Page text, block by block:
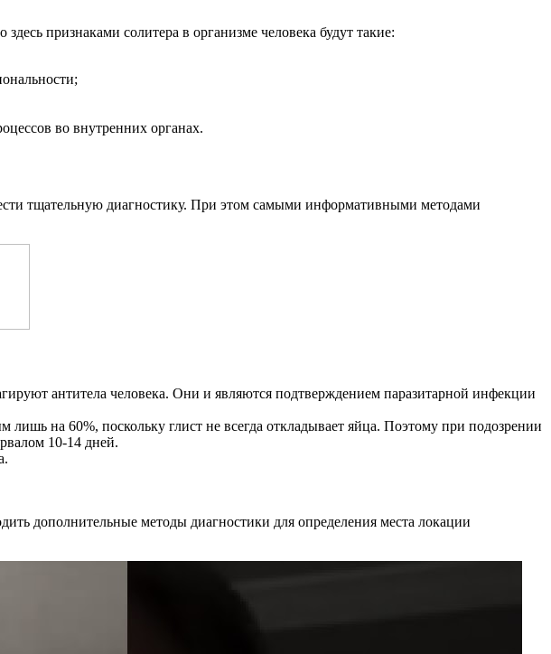
признаками солитера в организме человека будут такие:
во внутренних органах.
тщательную диагностику. При этом самыми информативными методами
антитела человека. Они и являются подтверждением паразитарной инфекции
на 60%, поскольку глист не всегда откладывает яйца. Поэтому при подозрении
10-14 дней.
дополнительные методы диагностики для определения места локации